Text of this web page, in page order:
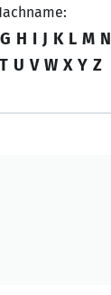
G H I J K L M N
T U V W X Y Z